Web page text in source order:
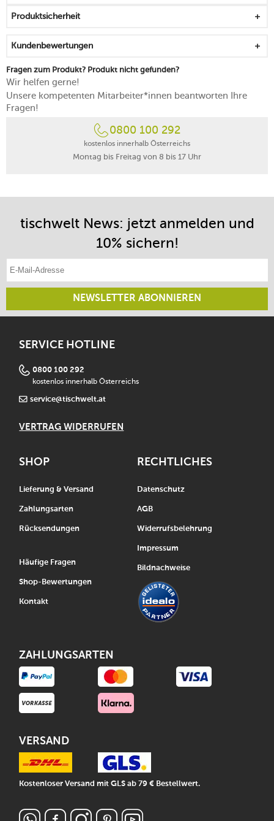
Produktsicherheit
Kundenbewertungen
Fragen zum Produkt? Produkt nicht gefunden?
Wir helfen gerne!
Unsere kompetenten Mitarbeiter*innen beantworten Ihre
Fragen!
0800 100 292
kostenlos innerhalb Österreichs
Montag bis Freitag von 8 bis 17 Uhr
tischwelt News: jetzt anmelden und
10% sichern!
NEWSLETTER ABONNIEREN
SERVICE HOTLINE
0800 100 292
kostenlos innerhalb Österreichs
service@tischwelt.at
VERTRAG WIDERRUFEN
SHOP
Lieferung & Versand
Zahlungsarten
Rücksendungen
Häufige Fragen
Shop-Bewertungen
Kontakt
RECHTLICHES
Datenschutz
AGB
Widerrufsbelehrung
Impressum
Bildnachweise
ZAHLUNGSARTEN
VERSAND
Kostenloser Versand mit GLS ab 79 € Bestellwert.